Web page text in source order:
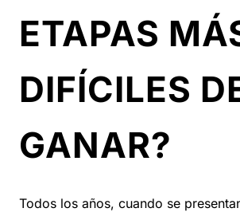
ETAPAS
DIFÍCILES
GANAR?
Todos los años, cuando se